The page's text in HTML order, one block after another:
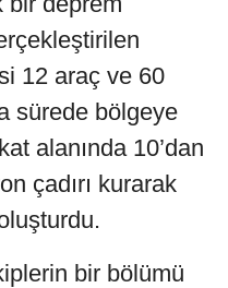
12 araç ve 60
sürede bölgeye
alanında 10’dan
çadırı kurarak
bir bölümü